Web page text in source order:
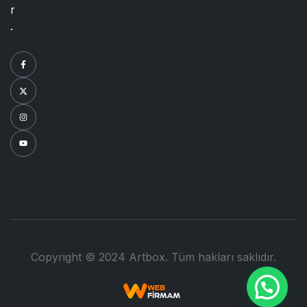
r
.
Copyright © 2024 Artbox. Tüm hakları saklıdır.